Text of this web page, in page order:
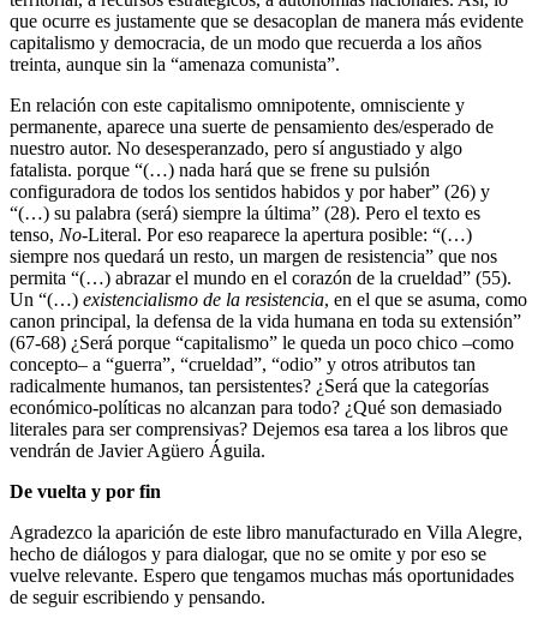
que ocurre es justamente que se desacoplan de manera más evidente
capitalismo y democracia, de un modo que recuerda a los años
treinta, aunque sin la “amenaza comunista”.
En relación con este capitalismo omnipotente, omnisciente y
permanente, aparece una suerte de pensamiento des/esperado de
nuestro autor. No desesperanzado, pero sí angustiado y algo
fatalista. porque “(…) nada hará que se frene su pulsión
configuradora de todos los sentidos habidos y por haber” (26) y
“(…) su palabra (será) siempre la última” (28). Pero el texto es
tenso, No-Literal. Por eso reaparece la apertura posible: “(…)
siempre nos quedará un resto, un margen de resistencia” que nos
permita “(…) abrazar el mundo en el corazón de la crueldad” (55).
Un “(…) existencialismo de la resistencia, en el que se asuma, como
canon principal, la defensa de la vida humana en toda su extensión”
(67-68) ¿Será porque “capitalismo” le queda un poco chico –como
concepto– a “guerra”, “crueldad”, “odio” y otros atributos tan
radicalmente humanos, tan persistentes? ¿Será que la categorías
económico-políticas no alcanzan para todo? ¿Qué son demasiado
literales para ser comprensivas? Dejemos esa tarea a los libros que
vendrán de Javier Agüero Águila.
De vuelta y por fin
Agradezco la aparición de este libro manufacturado en Villa Alegre,
hecho de diálogos y para dialogar, que no se omite y por eso se
vuelve relevante. Espero que tengamos muchas más oportunidades
de seguir escribiendo y pensando.